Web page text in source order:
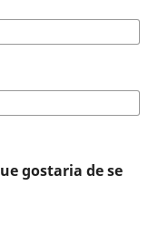
gostaria de se